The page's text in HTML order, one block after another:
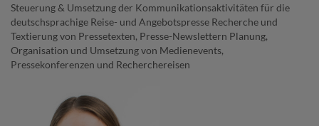
Steuerung & Umsetzung der Kommunikationsaktivitäten für die
deutschsprachige Reise- und Angebotspresse Recherche und
Textierung von Pressetexten, Presse-Newslettern Planung,
Organisation und Umsetzung von Medienevents,
Pressekonferenzen und Recherchereisen